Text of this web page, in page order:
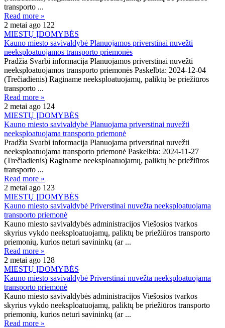
transporto ...
Read more »
2 metai ago 122
MIESTŲ ĮDOMYBĖS
Kauno miesto savivaldybė Planuojamos priverstinai nuvežti
neeksploatuojamos transporto priemonės
Pradžia Svarbi informacija Planuojamos priverstinai nuvežti
neeksploatuojamos transporto priemonės Paskelbta: 2024-12-04
(Trečiadienis) Raginame neeksploatuojamų, paliktų be priežiūros
transporto ...
Read more »
2 metai ago 124
MIESTŲ ĮDOMYBĖS
Kauno miesto savivaldybė Planuojama priverstinai nuvežti
neeksploatuojama transporto priemonė
Pradžia Svarbi informacija Planuojama priverstinai nuvežti
neeksploatuojama transporto priemonė Paskelbta: 2024-11-27
(Trečiadienis) Raginame neeksploatuojamų, paliktų be priežiūros
transporto ...
Read more »
2 metai ago 123
MIESTŲ ĮDOMYBĖS
Kauno miesto savivaldybė Priverstinai nuvežta neeksploatuojama
transporto priemonė
Kauno miesto savivaldybės administracijos Viešosios tvarkos
skyrius vykdo neeksploatuojamų, paliktų be priežiūros transporto
priemonių, kurios neturi savininkų (ar ...
Read more »
2 metai ago 128
MIESTŲ ĮDOMYBĖS
Kauno miesto savivaldybė Priverstinai nuvežta neeksploatuojama
transporto priemonė
Kauno miesto savivaldybės administracijos Viešosios tvarkos
skyrius vykdo neeksploatuojamų, paliktų be priežiūros transporto
priemonių, kurios neturi savininkų (ar ...
Read more »